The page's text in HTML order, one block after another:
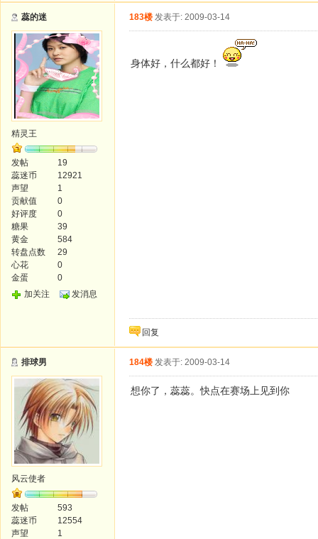
蕊的迷
精灵王
发帖
19
蕊迷币
12921
声望
1
贡献值
0
好评度
0
糖果
39
黄金
584
转盘点数
29
心花
0
金蛋
0
加关注
发消息
183楼 发表于: 2009-03-14
身体好，什么都好！
回复
排球男
风云使者
发帖
593
蕊迷币
12554
声望
1
184楼 发表于: 2009-03-14
想你了，蕊蕊。快点在赛场上见到你